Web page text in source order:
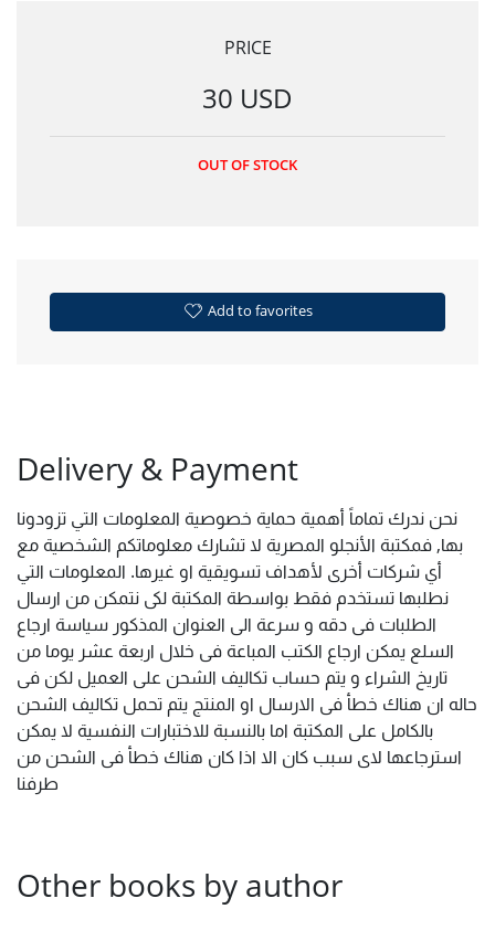
PRICE
30 USD
OUT OF STOCK
Add to favorites
Delivery & Payment
نحن ندرك تماماً أهمية حماية خصوصية المعلومات التي تزودونا
بها, فمكتبة الأنجلو المصرية لا تشارك معلوماتكم الشخصية مع
أي شركات أخرى لأهداف تسويقية او غيرها. المعلومات التي
نطلبها تستخدم فقط بواسطة المكتبة لكى نتمكن من ارسال
الطلبات فى دقه و سرعة الى العنوان المذكور سياسة ارجاع
السلع يمكن ارجاع الكتب المباعة فى خلال اربعة عشر يوما من
تاريخ الشراء و يتم حساب تكاليف الشحن على العميل لكن فى
حاله ان هناك خطأ فى الارسال او المنتج يتم تحمل تكاليف الشحن
بالكامل على المكتبة اما بالنسبة للاختبارات النفسية لا يمكن
استرجاعها لاى سبب كان الا اذا كان هناك خطأ فى الشحن من
طرفنا
Other books by author